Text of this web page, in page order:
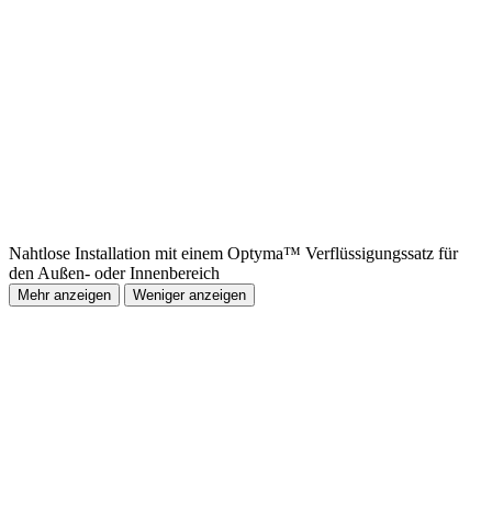
Nahtlose Installation mit einem Optyma™ Verflüssigungssatz für
den Außen- oder Innenbereich
Mehr anzeigen Weniger anzeigen